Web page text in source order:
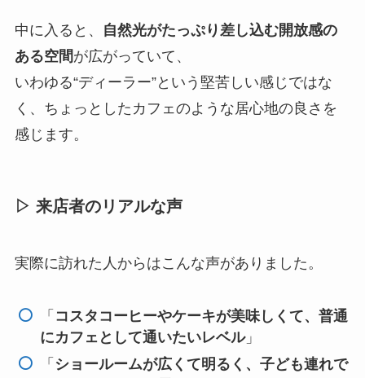
中に入ると、
自然光がたっぷり差し込む開放感の
ある空間が広がっていて、
いわゆる“ディーラー”という堅苦しい感じではな
く、ちょっとしたカフェのような居心地の良さを
感じます。
▷ 来店者のリアルな声
実際に訪れた人からはこんな声がありました。
「 コスタコーヒーやケーキが美味しくて、普通
にカフェとして通いたいレベル」
「 ショールームが広くて明るく、子ども連れで